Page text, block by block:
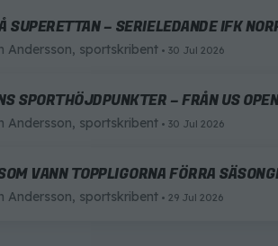
SUPERETTAN – SERIELEDANDE IFK
Andersson, sportskribent 30 Jul 2026
SPORTHÖJDPUNKTER – FRÅN US
Andersson, sportskribent 30 Jul 2026
VANN TOPPLIGORNA FÖRRA
Andersson, sportskribent 29 Jul 2026